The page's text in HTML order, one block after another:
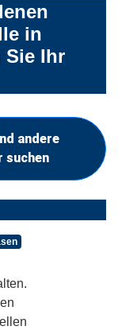
in
Sie Ihr
andere
suchen